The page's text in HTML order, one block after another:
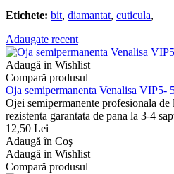
Etichete: bit, diamantat, cuticula,
Adaugate recent
Adaugă in Wishlist
Compară produsul
Oja semipermanenta Venalisa VIP5-
Ojei semipermanente profesionala
rezistenta garantata de pana la 3-4
12,50 Lei
Adaugă în Coş
Adaugă in Wishlist
Compară produsul